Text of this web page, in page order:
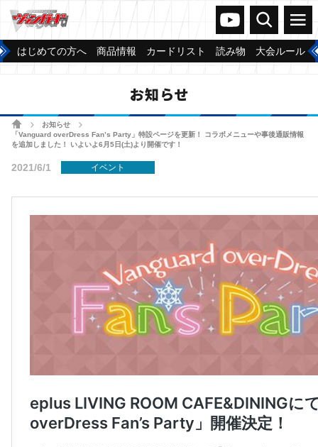
ヴァンガードch
検索 メニュー
はじめての方へ 商品情報 カードリスト 読み物 大会ルール
お知らせ
ホームお知らせ
「Vanguard overDress Fan’s Party」特設ページを更新！ コラボメニューや事後通販情報
を追加しました！ いよいよ6月5日(土)より開催です！
2021/6/1 イベント